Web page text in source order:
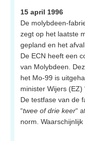
15 april 1996
De molybdeen-
zegt op het laatste
gepland en het
De ECN heeft een
van Molybdeen.
het Mo-99 is
minister Wijers (EZ)
De testfase van de
“twee of drie keer“
norm.